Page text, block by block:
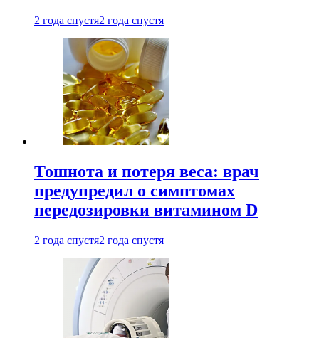
2 года спустя2 года спустя
Тошнота и потеря веса: врач
предупредил о симптомах
передозировки витамином D
2 года спустя2 года спустя